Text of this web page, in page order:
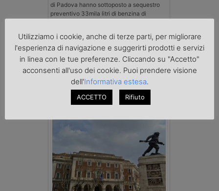
di Padova hanno sottoposto a sequestro
preventivo 33mila litri di benzina di
l'autoarticolato utilizzato. Denunciato per
contrabbando di prodotti petroliferi il
conducente ungherese del mezzo, fermato
al valico di Tarvisio.
Normativa
Utilizziamo i cookie, anche di terze parti, per migliorare
l'esperienza di navigazione e suggerirti prodotti e servizi
in linea con le tue preferenze. Cliccando su "Accetto"
acconsenti all'uso dei cookie. Puoi prendere visione
dell'Informativa estesa.
ACCETTO Rifiuto